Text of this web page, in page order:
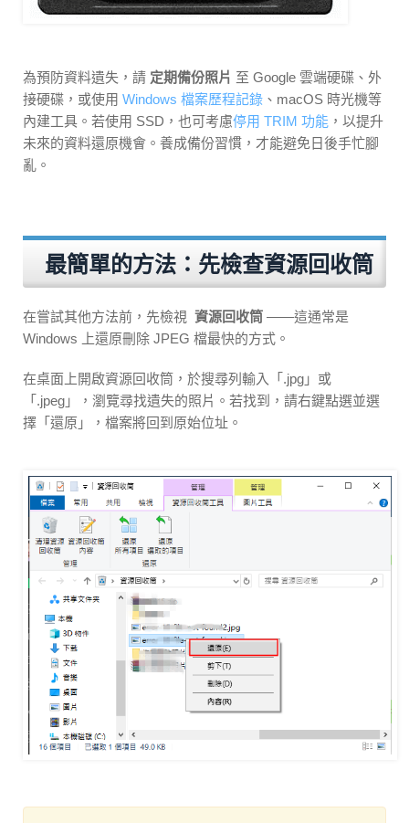
為預防資料遺失，請 定期備份照片 至 Google 雲端硬碟、外
接硬碟，或使用 Windows 檔案歷程記錄 、macOS 時光機等
內建工具。若使用 SSD，也可考慮停用 TRIM 功能 ，以提升
未來的資料還原機會。養成備份習慣，才能避免日後手忙腳
亂。
最簡單的方法：先檢查資源回收筒
在嘗試其他方法前，先檢視 資源回收筒 ——這通常是
Windows 上還原刪除 JPEG 檔最快的方式。
在桌面上開啟資源回收筒，於搜尋列輸入「.jpg」或
「.jpeg」，瀏覽尋找遺失的照片。若找到，請右鍵點選並選
擇「還原」，檔案將回到原始位址。